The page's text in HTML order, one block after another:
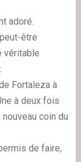
adoré.
être
véritable
Fortaleza à
à deux fois
coin du
de faire,